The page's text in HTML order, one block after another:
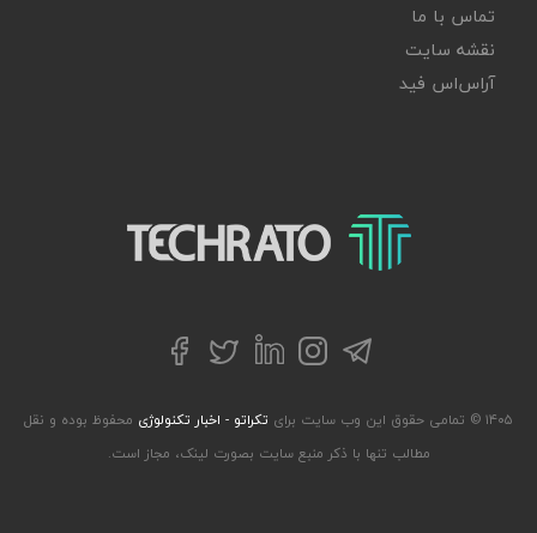
تماس با ما
نقشه سایت
آر‌اس‌اس فید
تکراتو – زندگی با تکنولوژی
تلگراماینستاگرام
لینکداینتوییترفیسبوک
۱۴۰۵ © تمامی حقوق این وب سایت برای تکراتو - اخبار تکنولوژی محفوظ بوده و نقل
مطالب تنها با ذکر منبع سایت بصورت لینک، مجاز است.